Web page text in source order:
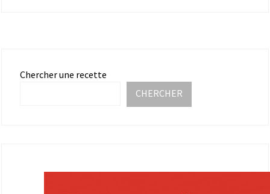
Chercher une recette
CHERCHER